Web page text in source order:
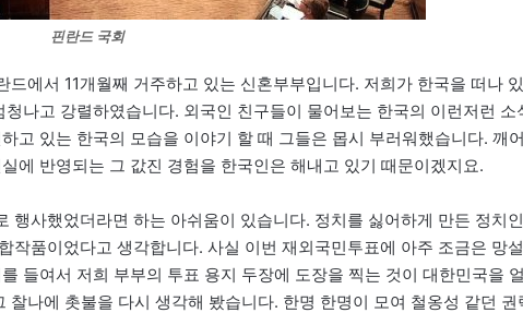
핀란드 국회
드에서 11개월째 거주하고 있는 신혼부부입니다. 저희가 한국을 떠나 있
나고 강렬하였습니다. 외국인 친구들이 물어보는 한국의 이런저런 소
고 있는 한국의 모습을 이야기 할 때 그들은 몹시 부러워했습니다. 깨어
에 반영되는 그 값진 경험을 한국인은 해내고 있기 때문이겠지요.
행사했었더라면 하는 아쉬움이 있습니다. 정치를 싫어하게 만든 정치인
작품이었다고 생각합니다. 사실 이번 재외국민투표에 아주 조금은 망설
들여서 저희 부부의 투표 용지 두장에 도장을 찍는 것이 대한민국을 얼
나에 촛불을 다시 생각해 봤습니다. 한명 한명이 모여 철옹성 같던 권